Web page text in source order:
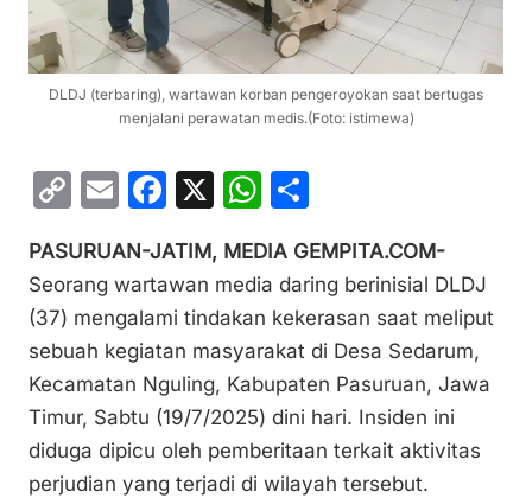
DLDJ (terbaring), wartawan korban pengeroyokan saat bertugas
menjalani perawatan medis.(Foto: istimewa)
C
p
y
Li
n
k
E
ai
l
F
c
e
b
o
o
k
X
W
at
s
A
p
p
ar
e
PASURUAN-JATIM, MEDIA GEMPITA.COM-
Seorang wartawan media daring berinisial DLDJ
(37) mengalami tindakan kekerasan saat meliput
sebuah kegiatan masyarakat di Desa Sedarum,
Kecamatan Nguling, Kabupaten Pasuruan, Jawa
Timur, Sabtu (19/7/2025) dini hari. Insiden ini
diduga dipicu oleh pemberitaan terkait aktivitas
perjudian yang terjadi di wilayah tersebut.